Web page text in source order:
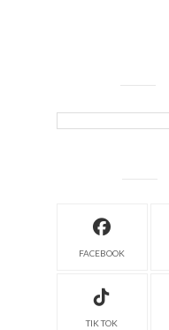
FACEBOOK
TIK TOK